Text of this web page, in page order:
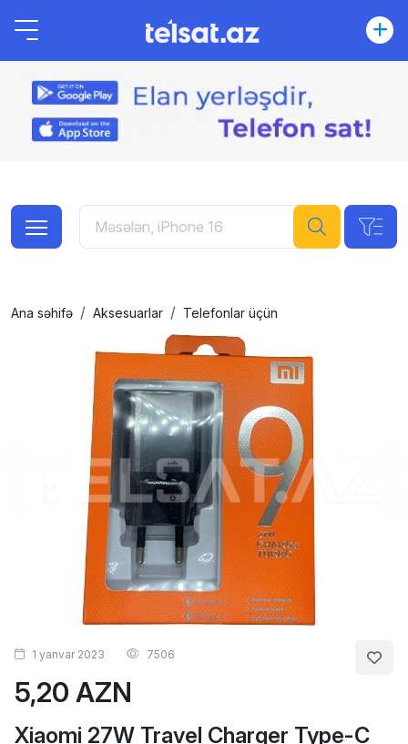
Ana səhifə Aksesuarlar Telefonlar üçün
5,20 AZN
Xiaomi 27W Travel Charger Type-C
1 yanvar 2023 7506